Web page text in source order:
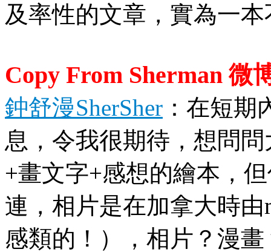
及率性的文章，實為一
Copy From Sherman 微
鈡舒漫SherSher ：在短
息，令我很期待，想問
+畫文字+感想的繪本，
連，相片是在加拿大時
感類的！），相片？漫